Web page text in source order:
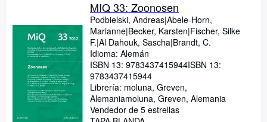
MIQ 33: Zoonosen
Podbielski, Andreas|Abele-Horn,
Marianne|Becker, Karsten|Fischer, Silke
F.|Al Dahouk, Sascha|Brandt, C.
Idioma: Alemán
ISBN 13: 9783437415944ISBN 13:
9783437415944
Librería: moluna, Greven,
Alemaniamoluna, Greven, Alemania
Vendedor de 5 estrellas